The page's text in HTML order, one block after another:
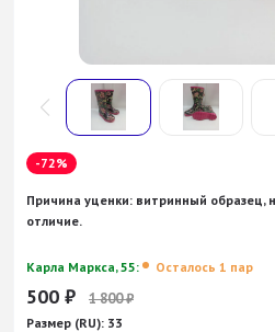
-72%
Причина уценки: витринный образец,
отличие.
Карла Маркса, 55: Осталось 1 пар
500 ₽ 1 800₽
Размер (RU): 33